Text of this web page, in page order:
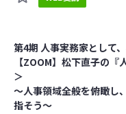
第4期 人事実務家として
【ZOOM】松下直子の
＞
～人事領域全般を俯瞰し
指そう～